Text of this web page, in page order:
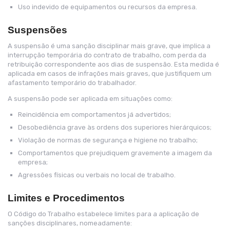
Uso indevido de equipamentos ou recursos da empresa.
Suspensões
A suspensão é uma sanção disciplinar mais grave, que implica a
interrupção temporária do contrato de trabalho, com perda da
retribuição correspondente aos dias de suspensão. Esta medida é
aplicada em casos de infrações mais graves, que justifiquem um
afastamento temporário do trabalhador.
A suspensão pode ser aplicada em situações como:
Reincidência em comportamentos já advertidos;
Desobediência grave às ordens dos superiores hierárquicos;
Violação de normas de segurança e higiene no trabalho;
Comportamentos que prejudiquem gravemente a imagem da
empresa;
Agressões físicas ou verbais no local de trabalho.
Limites e Procedimentos
O Código do Trabalho estabelece limites para a aplicação de
sanções disciplinares, nomeadamente: